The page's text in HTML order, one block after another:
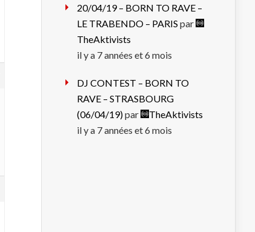
20/04/19 – BORN TO RAVE –
LE TRABENDO – PARIS par
TheAktivists
il y a 7 années et 6 mois
DJ CONTEST – BORN TO
RAVE – STRASBOURG
(06/04/19)par
TheAktivists
il y a 7 années et 6 mois